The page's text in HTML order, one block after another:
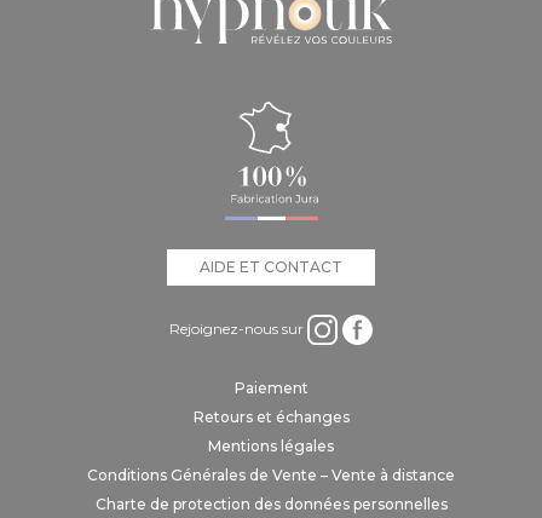
Paiement
Retours et échanges
Mentions légales
Conditions Générales de Vente – Vente à distance
Charte de protection des données personnelles
AIDE ET CONTACT
Rejoignez-nous sur